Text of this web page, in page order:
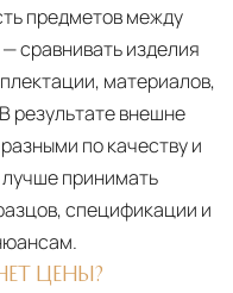
предметов между
сравнивать изделия
материалов,
результате внешне
по качеству и
лучше принимать
спецификации и
ЦЕНЫ?